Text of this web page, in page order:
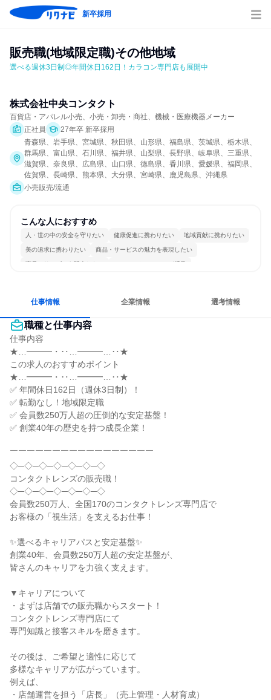
新卒採用
販売職(地域限定職)その他地域
選べる週休3日制◎年間休日162日！カラコン専門店も展開中
株式会社中央コンタクト
百貨店・アパレル小売、小売・卸売・商社、機械・医療機器メーカー
正社員
27年卒 新卒採用
青森県、岩手県、宮城県、秋田県、山形県、福島県、茨城県、栃木県、
群馬県、富山県、石川県、福井県、山梨県、長野県、岐阜県、三重県、
滋賀県、奈良県、広島県、山口県、徳島県、香川県、愛媛県、福岡県、
佐賀県、長崎県、熊本県、大分県、宮崎県、鹿児島県、沖縄県
小売販売/流通
こんな人におすすめ
人・世の中の安全を守りたい 健康促進に携わりたい 地域貢献に携わりたい
美の追求に携わりたい 商品・サービスの魅力を表現したい
商品・サービスを販売したい コミュニケーションが活発
仕事情報 企業情報 選考情報
職種と仕事内容
仕事内容
★…━━━・‥…━━━…‥★
この求人のおすすめポイント
★…━━━・‥…━━━…‥★
✅ 年間休日162日（週休3日制）！
✅ 転勤なし！地域限定職
✅ 会員数250万人超の圧倒的な安定基盤！
✅ 創業40年の歴史を持つ成長企業！
￣￣￣￣￣￣￣￣￣￣￣￣￣￣￣￣￣
◇─◇─◇─◇─◇─◇─◇
コンタクトレンズの販売職！
◇─◇─◇─◇─◇─◇─◇
会員数250万人、全国170のコンタクトレンズ専門店で
お客様の「視生活」を支えるお仕事！
✨選べるキャリアパスと安定基盤✨
創業40年、会員数250万人超の安定基盤が、
皆さんのキャリアを力強く支えます。
▼キャリアについて
・まずは店舗での販売職からスタート！
コンタクトレンズ専門店にて
専門知識と接客スキルを磨きます。
その後は、ご希望と適性に応じて
多様なキャリアが広がっています。
例えば、
・店舗運営を担う「店長」（売上管理・人材育成）